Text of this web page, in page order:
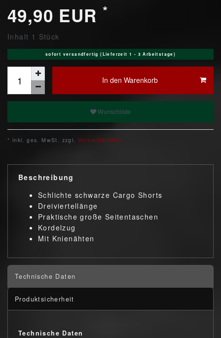
49,90 EUR *
Inhalt 1 Stück
sofort versandfertig (Lieferzeit 1 - 3 Arbeitstage)
In den Warenkorb
Wunschliste
* inkl. ges. MwSt. zzgl. Versandkosten
Beschreibung
Schlichte schwarze Cargo Shorts
Dreiviertellänge
Praktische große Seitentaschen
Kordelzug
Mit Knienähten
Technische Daten
Produktsicherheit
Technische Daten